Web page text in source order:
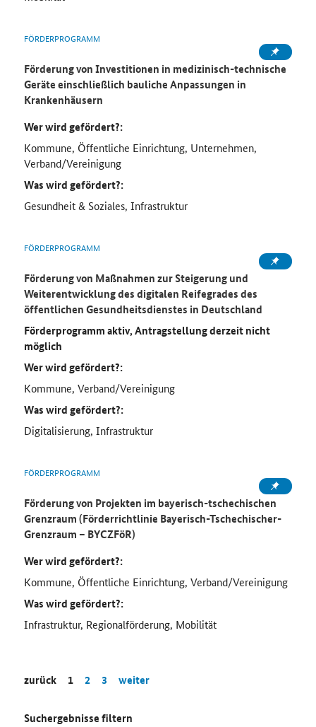
FÖRDERPROGRAMM
Förderung von Investitionen in medizinisch-technische
Geräte einschließlich bauliche Anpassungen in
Krankenhäusern
Wer wird gefördert?:
Kommune, Öffentliche Einrichtung, Unternehmen,
Verband/Vereinigung
Was wird gefördert?:
Gesundheit & Soziales, Infrastruktur
FÖRDERPROGRAMM
Förderung von Maßnahmen zur Steigerung und
Weiterentwicklung des digitalen Reifegrades des
öffentlichen Gesundheitsdienstes in Deutschland
Förderprogramm aktiv, Antragstellung derzeit nicht
möglich
Wer wird gefördert?:
Kommune, Verband/Vereinigung
Was wird gefördert?:
Digitalisierung, Infrastruktur
FÖRDERPROGRAMM
Förderung von Projekten im bayerisch-tschechischen
Grenzraum (Förderrichtlinie Bayerisch-Tschechischer-
Grenzraum – BYCZFöR)
Wer wird gefördert?:
Kommune, Öffentliche Einrichtung, Verband/Vereinigung
Was wird gefördert?:
Infrastruktur, Regionalförderung, Mobilität
zurück 1 2 3 weiter
Suchergebnisse filtern